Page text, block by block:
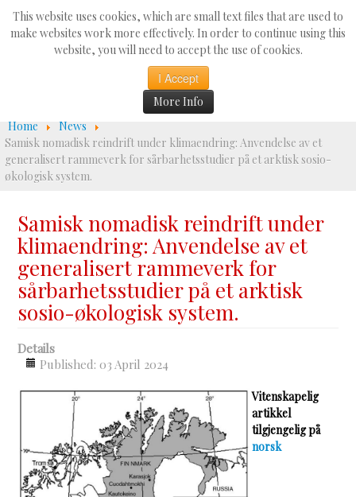
This website uses cookies, which are small text files that are used to
make websites work more effectively. In order to continue using this
website, you will need to accept the use of cookies.
I Accept
More Info
Search
...
Home
News
Samisk nomadisk reindrift under klimaendring: Anvendelse av et
generalisert rammeverk for sårbarhetsstudier på et arktisk sosio-
økologisk system.
Samisk nomadisk reindrift under
klimaendring: Anvendelse av et
generalisert rammeverk for
sårbarhetsstudier på et arktisk
sosio-økologisk system.
Details
Published: 03 April 2024
Vitenskapelig
artikkel
tilgjengelig på
norsk